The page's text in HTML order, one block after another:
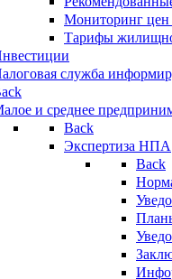
Мониторинг цен
Тарифы
служба
и среднее
Back
Экспертиза НПА
Back